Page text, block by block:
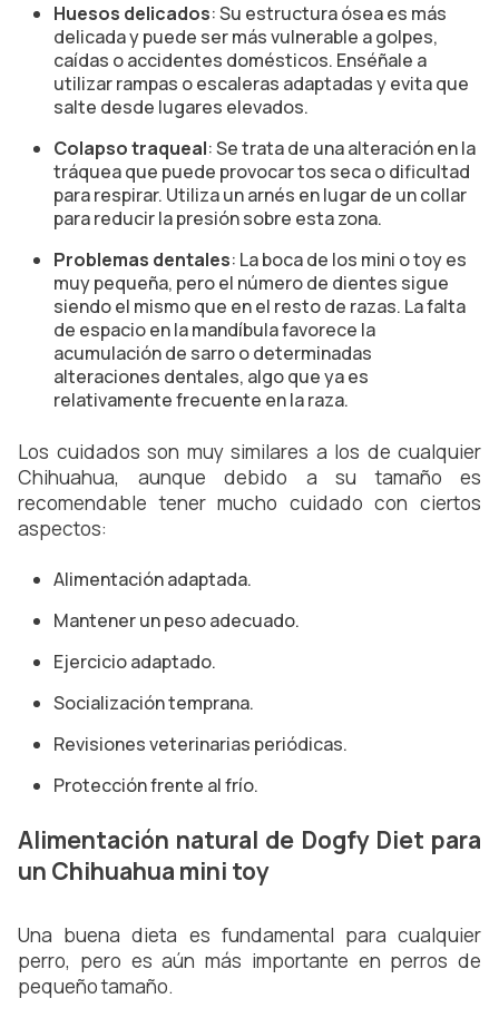
Huesos delicados: Su estructura ósea es más
delicada y puede ser más vulnerable a golpes,
caídas o accidentes domésticos. Enséñale a
utilizar rampas o escaleras adaptadas y evita que
salte desde lugares elevados.
Colapso traqueal: Se trata de una alteración en la
tráquea que puede provocar tos seca o dificultad
para respirar. Utiliza un arnés en lugar de un collar
para reducir la presión sobre esta zona.
Problemas dentales: La boca de los mini o toy es
muy pequeña, pero el número de dientes sigue
siendo el mismo que en el resto de razas. La falta
de espacio en la mandíbula favorece la
acumulación de sarro o determinadas
alteraciones dentales, algo que ya es
relativamente frecuente en la raza.
Los cuidados son muy similares a los de cualquier
Chihuahua, aunque debido a su tamaño es
recomendable tener mucho cuidado con ciertos
aspectos:
Alimentación adaptada.
Mantener un peso adecuado.
Ejercicio adaptado.
Socialización temprana.
Revisiones veterinarias periódicas.
Protección frente al frío.
Alimentación natural de Dogfy Diet para
un Chihuahua mini toy
Una buena dieta es fundamental para cualquier
perro, pero es aún más importante en perros de
pequeño tamaño.